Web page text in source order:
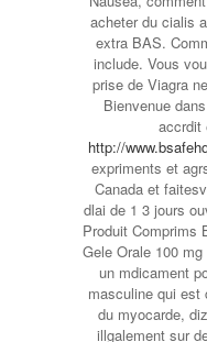
acheter du cialis
extra BAS.
include. Vous
prise de Viagra
Bienvenue
accrdit
http://
expriments et
Canada et
dlai de 1 3 jours
Produit Comprims
Gele Orale 100
un mdicament
masculine qui est
du myocarde,
illgalement sur